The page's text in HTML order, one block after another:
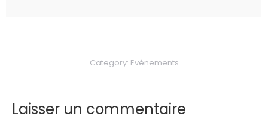
Category: Evénements
Laisser un commentaire